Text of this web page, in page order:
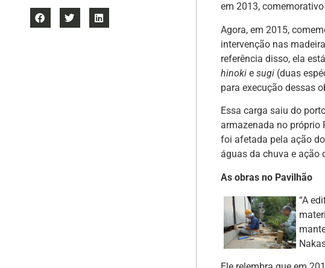
em 2013,
Agora, em 2015,
intervenção nas
referência disso, ela
hinoki esugi (duas
para execução dessas
Essa carga saiu do
armazenada no
foi afetada pela ação
águas da chuva e ação
As obras no Pavilhão
“A